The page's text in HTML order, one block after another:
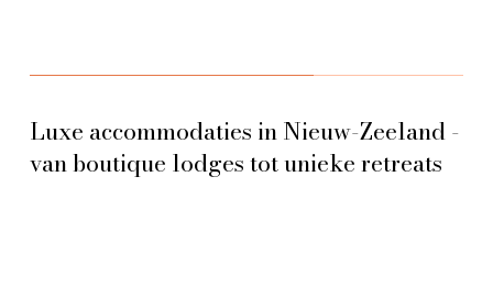
Luxe accommodaties in Nieuw-Zeeland -
van boutique lodges tot unieke retreats